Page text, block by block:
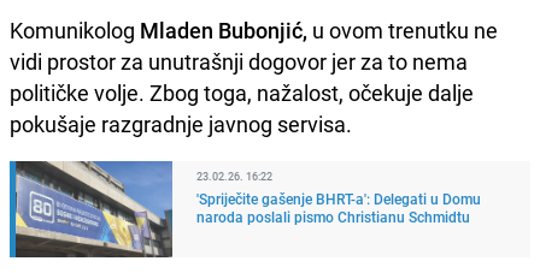
Komunikolog Mladen Bubonjić, u ovom trenutku ne
vidi prostor za unutrašnji dogovor jer za to nema
političke volje. Zbog toga, nažalost, očekuje dalje
pokušaje razgradnje javnog servisa.
23.02.26. 16:22
'Spriječite gašenje BHRT-a': Delegati u Domu
naroda poslali pismo Christianu Schmidtu